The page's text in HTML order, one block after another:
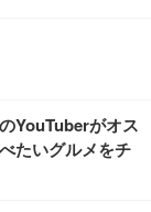
YouTuberがオス
たいグルメをチ